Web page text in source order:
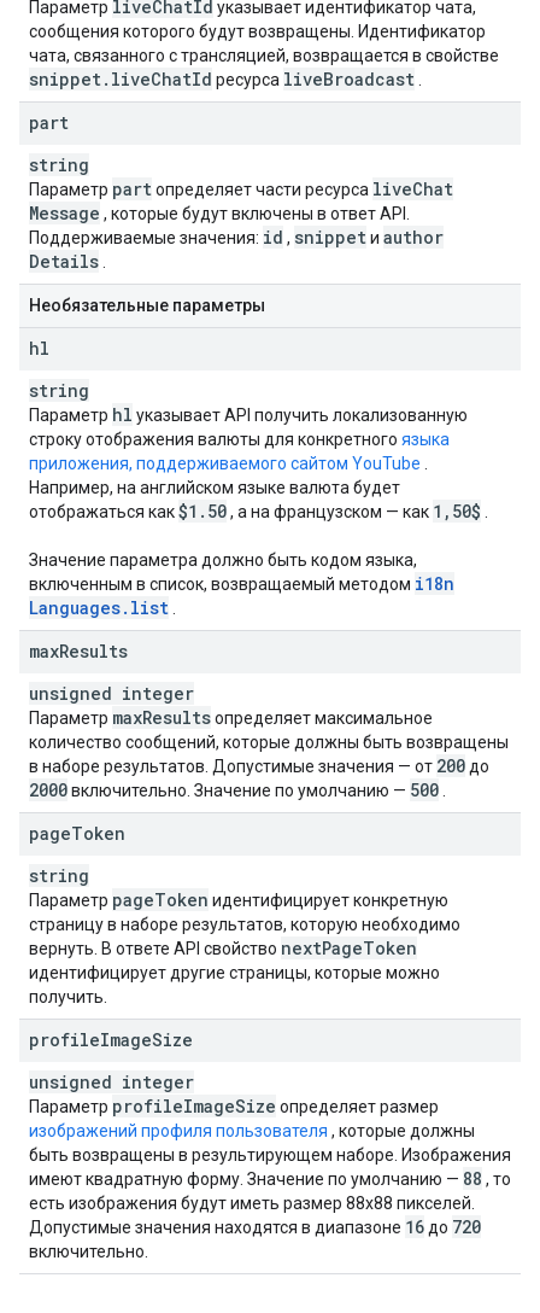
Параметр liveChatId указывает идентификатор чата,
сообщения которого будут возвращены. Идентификатор
чата, связанного с трансляцией, возвращается в свойстве
snippet. liveChatId ресурса liveBroadcast
part
string
Параметр partопределяет части ресурса liveChat
Message , которые будут включены в ответ API.
Поддерживаемые значения: id , snippetи author
Details
Необязательные параметры
hl
string
Параметр hl указывает API получить локализованную
строку отображения валюты для конкретного языка
приложения, поддерживаемого сайтом YouTube
Например, на английском языке валюта будет
отображаться как$1 . 50, а на французском — как 1 , 50$
Значение параметра должно быть кодом языка,
включенным в список, возвращаемый методом i18n
Languages. list
maxResults
unsigned integer
Параметр maxResultsопределяет максимальное
количество сообщений, которые должны быть возвращены
в наборе результатов. Допустимые значения — от 200 до
2000включительно. Значение по умолчанию — 500
pageToken
string
Параметр pageToken идентифицирует конкретную
страницу в наборе результатов, которую необходимо
вернуть. В ответе API свойство nextPageToken
идентифицирует другие страницы, которые можно
получить.
profileImageSize
unsigned integer
Параметр profileImageSize определяет размер
изображений профиля пользователя , которые должны
быть возвращены в результирующем наборе. Изображения
имеют квадратную форму. Значение по умолчанию — 88 , то
есть изображения будут иметь размер 88x88 пикселей.
Допустимые значения находятся в диапазоне 16 до 720
включительно.